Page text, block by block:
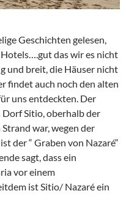
Geschichten gelesen,
das wir es nicht
und breit, die Häuser nicht
findet auch noch den alten
uns entdeckten. Der
Dorf Sitio, oberhalb der
war, wegen der
der “ Graben von Nazaré“
sagt, dass ein
vor einem
ist Sitio/ Nazaré ein